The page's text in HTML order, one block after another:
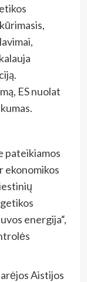
ES nuolat
pateikiamos
ekonomikos
energija“,
Aistijos